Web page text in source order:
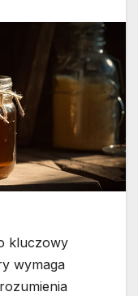
kluczowy
wymaga